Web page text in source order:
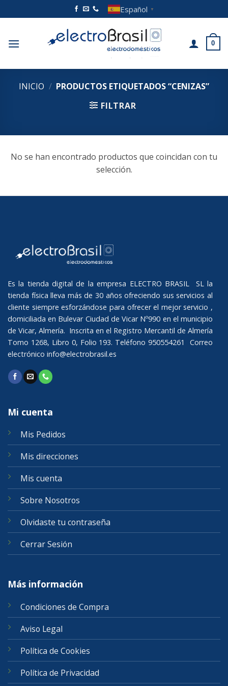
al
Español ▼
0
INICIO / PRODUCTOS ETIQUETADOS “CENIZAS”
FILTRAR
No se han encontrado productos que coincidan con tu
selección.
Es la tienda digital de la empresa ELECTRO BRASIL SL la
tienda física lleva más de 30 años ofreciendo sus servicios al
cliente siempre esforzándose para ofrecer el mejor servicio ,
domiciliada en Bulevar Ciudad de Vicar Nº990 en el municipio
de Vicar, Almería. Inscrita en el Registro Mercantil de Almería
Tomo 1268, Libro 0, Folio 193. Teléfono 950554261 Correo
electrónico info@electrobrasil.es
Mi cuenta
Mis Pedidos
Mis direcciones
Mis cuenta
Sobre Nosotros
Olvidaste tu contraseña
Cerrar Sesión
Más información
Condiciones de Compra
Aviso Legal
Política de Cookies
Política de Privacidad